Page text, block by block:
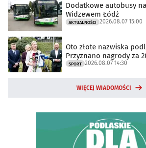
Dodatkowe autobusy
Widzewem Łódź
AKTUALNOŚCI 2026.08.07 15:00
Oto złote nazwiska
Przyznano nagrody za
SPORT 2026.08.07 14:30
WIĘCEJ WIADOMOŚCI